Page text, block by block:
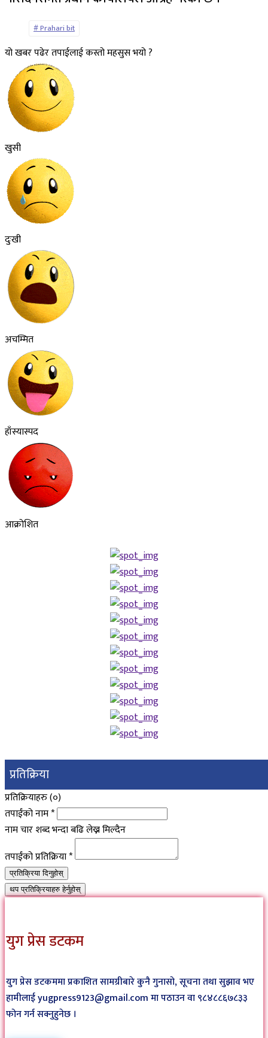
Prahari bit
यो खबर पढेर तपाईलाई कस्तो महसुस भयो ?
खुसी
दुःखी
अचम्मित
हाँस्यास्पद
आक्रोशित
प्रतिक्रिया
प्रतिक्रियाहरु (०)
तपाईंको नाम*
नाम चार शब्द भन्दा बढि लेख्न मिल्दैन
तपाईंको प्रतिक्रिया*
प्रतिक्रिया दिनुहोस्
थप प्रतिक्रियाहरु हेर्नुहोस्
युग प्रेस डटकम
युग प्रेस डटकममा प्रकाशित सामग्रीबारे कुनै गुनासो, सूचना तथा सुझाव भए
हामीलाई yugpress9123@gmail.com मा पठाउन वा ९८४८८६७८३३
फोन गर्न सक्नुहुनेछ ।